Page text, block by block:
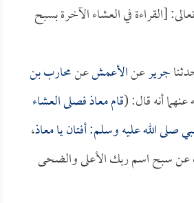
[القراءة في العشاء الآخرة بسبح
جريرعنالأعمشعنمحارب بن
أنه قال: (قاممعاذفصلى العشاء
صلى الله عليه وسلم: أفتان يامعاذ،
عن سبح اسم ربك الأعلى والضحى